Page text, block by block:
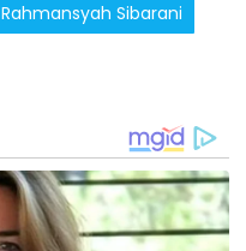
Rahmansyah Sibarani